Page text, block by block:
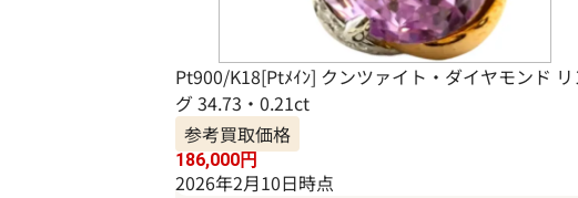
Pt900/K18[Ptﾒｲﾝ] クンツァイト・ダイヤモンド リ
グ 34.73・0.21ct
参考買取価格
186,000円
2026年2月10日時点